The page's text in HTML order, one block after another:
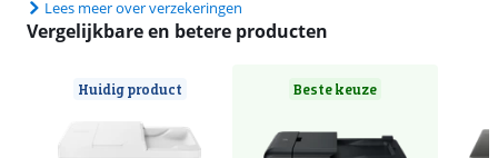
Lees meer over verzekeringen
Vergelijkbare en betere producten
Huidig product Beste keuze